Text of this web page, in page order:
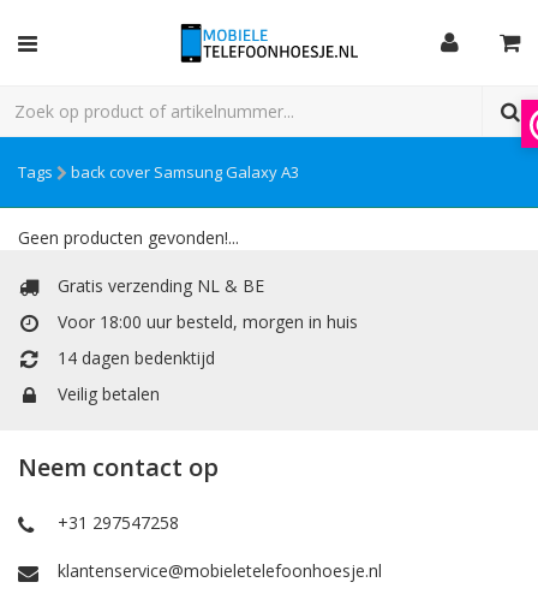
Tags back cover Samsung Galaxy A3
Geen producten gevonden!...
Gratis verzending NL & BE
Voor 18:00 uur besteld, morgen in huis
14 dagen bedenktijd
Veilig betalen
Neem contact op
+31 297547258
klantenservice@mobieletelefoonhoesje.nl